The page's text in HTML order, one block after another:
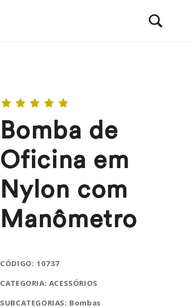
Bomba de
Oficina em
Nylon com
Manômetro
CÓDIGO: 10737
CATEGORIA: ACESSÓRIOS
SUBCATEGORIAS: Bombas